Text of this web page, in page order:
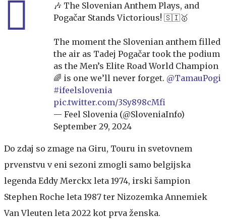
🎶 The Slovenian Anthem Plays, and
Pogačar Stands Victorious! 🇸🇮🥇
The moment the Slovenian anthem filled
the air as Tadej Pogačar took the podium
as the Men’s Elite Road World Champion
🌈 is one we’ll never forget. @TamauPogi
#ifeelslovenia
pic.twitter.com/3Sy898cMfi
— Feel Slovenia (@SloveniaInfo)
September 29, 2024
Do zdaj so zmage na Giru, Touru in svetovnem
prvenstvu v eni sezoni zmogli samo belgijska
legenda Eddy Merckx leta 1974, irski šampion
Stephen Roche leta 1987 ter Nizozemka Annemiek
Van Vleuten leta 2022 kot prva ženska.